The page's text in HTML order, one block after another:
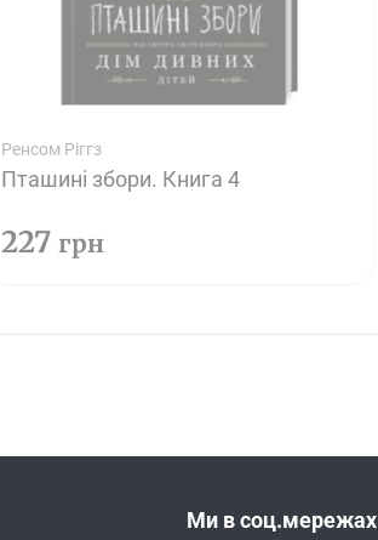
Ренсом Ріггз
Пташині збори. Книга 4
227 грн
Ми в соц.мережах